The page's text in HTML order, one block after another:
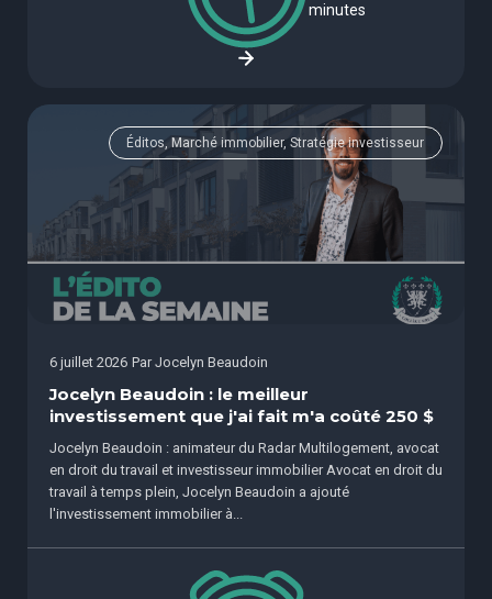
minutes
Éditos, Marché immobilier, Stratégie investisseur
6 juillet 2026 Par Jocelyn Beaudoin
Jocelyn Beaudoin : le meilleur
investissement que j'ai fait m'a coûté 250 $
Jocelyn Beaudoin : animateur du Radar Multilogement, avocat
en droit du travail et investisseur immobilier Avocat en droit du
travail à temps plein, Jocelyn Beaudoin a ajouté
l'investissement immobilier à...